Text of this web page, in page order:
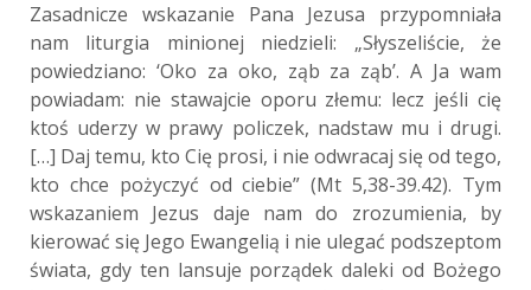
Zasadnicze wskazanie Pana Jezusa przypomniała
nam liturgia minionej niedzieli: „Słyszeliście, że
powiedziano: ‘Oko za oko, ząb za ząb’. A Ja wam
powiadam: nie stawajcie oporu złemu: lecz jeśli cię
ktoś uderzy w prawy policzek, nadstaw mu i drugi.
[…] Daj temu, kto Cię prosi, i nie odwracaj się od tego,
kto chce pożyczyć od ciebie” (Mt 5,38-39.42). Tym
wskazaniem Jezus daje nam do zrozumienia, by
kierować się Jego Ewangelią i nie ulegać podszeptom
świata, gdy ten lansuje porządek daleki od Bożego